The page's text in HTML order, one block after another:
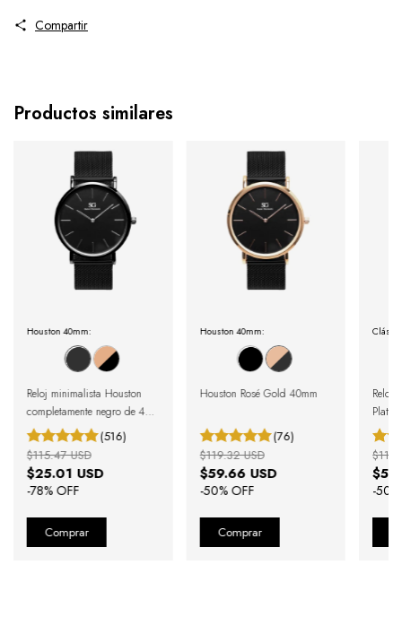
Compartir
Productos similares
Houston 40mm:
Reloj minimalista Houston
completamente negro de 40
mm
(516)
$25.01 USD
-78% OFF
$115.47 USD
Houston 40mm:
Houston Rosé Gold 40mm
(76)
$59.66 USD
-50% OFF
$119.32 USD
Reloj
Plata
-50